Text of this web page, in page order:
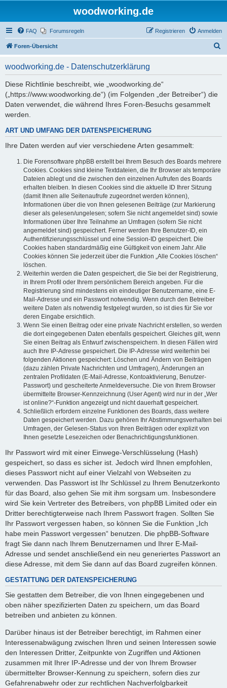
woodworking.de
FAQ Forumsregeln Anmelden
Registrieren
Foren-Übersicht
woodworking.de - Datenschutzerklärung
Diese Richtlinie beschreibt, wie „woodworking.de“
(„https://www.woodworking.de“) (im Folgenden „der Betreiber“) die
Daten verwendet, die während Ihres Foren-Besuchs gesammelt
werden.
ART UND UMFANG DER DATENSPEICHERUNG
Ihre Daten werden auf vier verschiedene Arten gesammelt:
Die Forensoftware phpBB erstellt bei Ihrem Besuch des Boards mehrere
Cookies. Cookies sind kleine Textdateien, die Ihr Browser als temporäre
Dateien ablegt und die zwischen den einzelnen Aufrufen des Boards
erhalten bleiben. In diesen Cookies sind die aktuelle ID Ihrer Sitzung
(damit Ihnen alle Seitenaufrufe zugeordnet werden können),
Informationen über die von Ihnen gelesenen Beiträge (zur Markierung
dieser als gelesen/ungelesen; sofern Sie nicht angemeldet sind) sowie
Informationen über Ihre Teilnahme an Umfragen (sofern Sie nicht
angemeldet sind) gespeichert. Ferner werden Ihre Benutzer-ID, ein
Authentifizierungsschlüssel und eine Session-ID gespeichert. Die
Cookies haben standardmäßig eine Gültigkeit von einem Jahr. Alle
Cookies können Sie jederzeit über die Funktion „Alle Cookies löschen“
löschen.
Weiterhin werden die Daten gespeichert, die Sie bei der Registrierung,
in Ihrem Profil oder Ihrem persönlichem Bereich angeben. Für die
Registrierung sind mindestens ein eindeutiger Benutzername, eine E-
Mail-Adresse und ein Passwort notwendig. Wenn durch den Betreiber
weitere Daten als notwendig festgelegt wurden, so ist dies für Sie vor
deren Eingabe ersichtlich.
Wenn Sie einen Beitrag oder eine private Nachricht erstellen, so werden
die dort eingegebenen Daten ebenfalls gespeichert. Gleiches gilt, wenn
Sie einen Beitrag als Entwurf zwischenspeichern. In diesen Fällen wird
auch Ihre IP-Adresse gespeichert. Die IP-Adresse wird weiterhin bei
folgenden Aktionen gespeichert: Löschen und Ändern von Beiträgen
(dazu zählen Private Nachrichten und Umfragen), Änderungen an
zentralen Profildaten (E-Mail-Adresse, Kontoaktivierung, Benutzer-
Passwort) und gescheiterte Anmeldeversuche. Die von Ihrem Browser
übermittelte Browser-Kennzeichnung (User Agent) wird nur in der „Wer
ist online?“-Funktion angezeigt und nicht dauerhaft gespeichert.
Schließlich erfordern einzelne Funktionen des Boards, dass weitere
Daten gespeichert werden. Dazu gehören Ihr Abstimmungsverhalten bei
Umfragen, der Gelesen-Status von Ihren Beiträgen oder explizit von
Ihnen gesetzte Lesezeichen oder Benachrichtigungsfunktionen.
Ihr Passwort wird mit einer Einwege-Verschlüsselung (Hash)
gespeichert, so dass es sicher ist. Jedoch wird Ihnen empfohlen,
dieses Passwort nicht auf einer Vielzahl von Webseiten zu
verwenden. Das Passwort ist Ihr Schlüssel zu Ihrem Benutzerkonto
für das Board, also gehen Sie mit ihm sorgsam um. Insbesondere
wird Sie kein Vertreter des Betreibers, von phpBB Limited oder ein
Dritter berechtigterweise nach Ihrem Passwort fragen. Sollten Sie
Ihr Passwort vergessen haben, so können Sie die Funktion „Ich
habe mein Passwort vergessen“ benutzen. Die phpBB-Software
fragt Sie dann nach Ihrem Benutzernamen und Ihrer E-Mail-
Adresse und sendet anschließend ein neu generiertes Passwort an
diese Adresse, mit dem Sie dann auf das Board zugreifen können.
GESTATTUNG DER DATENSPEICHERUNG
Sie gestatten dem Betreiber, die von Ihnen eingegebenen und
oben näher spezifizierten Daten zu speichern, um das Board
betreiben und anbieten zu können.
Darüber hinaus ist der Betreiber berechtigt, im Rahmen einer
Interessenabwägung zwischen Ihren und seinen Interessen sowie
den Interessen Dritter, Zeitpunkte von Zugriffen und Aktionen
zusammen mit Ihrer IP-Adresse und der von Ihrem Browser
übermittelter Browser-Kennung zu speichern, sofern dies zur
Gefahrenabwehr oder zur rechtlichen Nachverfolgbarkeit